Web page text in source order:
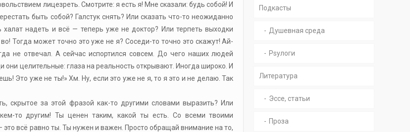
лицезреть. Смотрите: я есть я! Мне сказали: будь собой! И
быть собой? Галстук снять? Или сказать что-то неожиданно
надеть и всё — теперь уже не доктор? Или терпеть выходки
Тогда может точно это уже не я? Соседи-то точно это скажут! Ай-
не отвечал. А сейчас испортился совсем. До чего наших людей
целительные: глаза на реальность открывают. Иногда широко. И
Это уже не ты!» Хм. Ну, если это уже не я, то я это и не делаю. Так
за этой фразой как-то другими словами выразить? Или
то другим! Ты ценен таким, какой ты есть. Со всеми твоими
всё равно ты. Ты нужен и важен. Просто обращай внимание на то,
Подкасты
Душевная среда
Psyлоги
Литература
Эссе, статьи
Проза